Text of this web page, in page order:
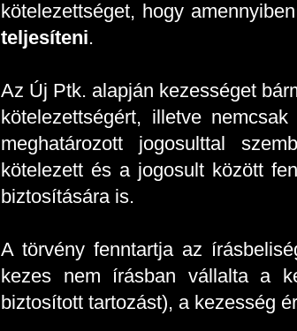
kötelezettséget, hogy
teljesíteni.
Az Új Ptk. alapján kezességet
kötelezettségért, illetve
meghatározott jogosulttal
kötelezett és a jogosult között
biztosítására is.
A törvény fenntartja az
kezes nem írásban vállalta a
biztosított tartozást), a kezesség